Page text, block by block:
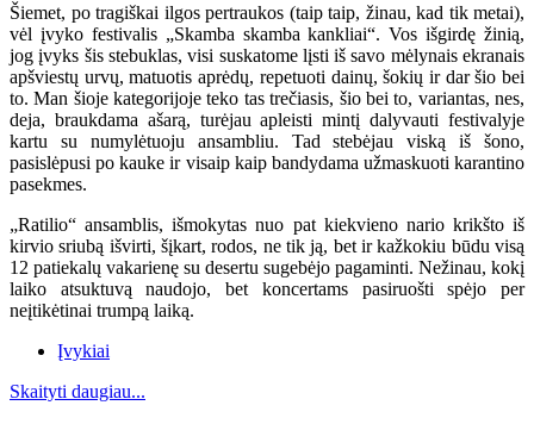
Šiemet, po tragiškai ilgos pertraukos (taip taip, žinau, kad tik metai),
vėl įvyko festivalis „Skamba skamba kankliai“. Vos išgirdę žinią,
jog įvyks šis stebuklas, visi suskatome lįsti iš savo mėlynais ekranais
apšviestų urvų, matuotis aprėdų, repetuoti dainų, šokių ir dar šio bei
to. Man šioje kategorijoje teko tas trečiasis, šio bei to, variantas, nes,
deja, braukdama ašarą, turėjau apleisti mintį dalyvauti festivalyje
kartu su numylėtuoju ansambliu. Tad stebėjau viską iš šono,
pasislėpusi po kauke ir visaip kaip bandydama užmaskuoti karantino
pasekmes.
„Ratilio“ ansamblis, išmokytas nuo pat kiekvieno nario krikšto iš
kirvio sriubą išvirti, šįkart, rodos, ne tik ją, bet ir kažkokiu būdu visą
12 patiekalų vakarienę su desertu sugebėjo pagaminti. Nežinau, kokį
laiko atsuktuvą naudojo, bet koncertams pasiruošti spėjo per
neįtikėtinai trumpą laiką.
Įvykiai
Skaityti daugiau...